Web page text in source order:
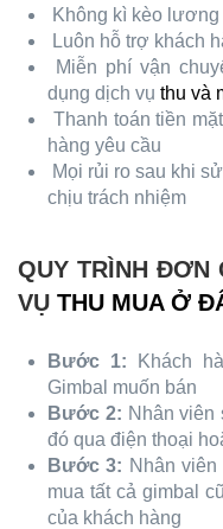
Không kì kèo
Luôn hỗ trợ khách
Miễn phí vận
dụng dịch vụ thu và
Thanh toán tiền
hàng yêu cầu
Mọi rủi ro sau khi
chịu trách nhiệm
QUY TRÌNH ĐƠN
VỤ THU MUA Ở
Bước 1: Khách
Gimbal muốn bán
Bước 2: Nhân viên
đó qua điện thoại
Bước 3: Nhân
mua tất cả gimbal
của khách hàng